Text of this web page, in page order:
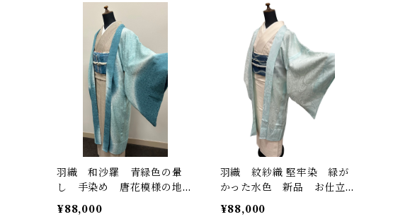
羽織 和沙羅 青緑色の暈
し 手染め 唐花模様の地
紋 小松ちりめん紗織 証紙
有 裄丈70 ㎝ K4080
¥88,000
羽織 紋紗織 堅牢染 緑が
かった水色 新品 お仕立て
上がり 反端付き 裄丈 70.
5㎝ K3947
¥88,000